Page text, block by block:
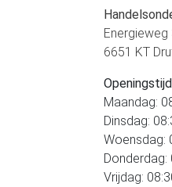
Energieweg
6651 KT
Maandag:
Dinsdag:
Woensdag:
Donderdag:
Vrijdag: